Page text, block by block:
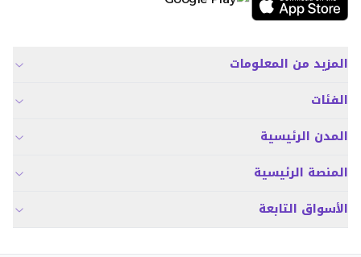
المزيد من المعلومات
الفئات
المدن الرئيسية
المنصة الرئيسية
الأسواق التابعة